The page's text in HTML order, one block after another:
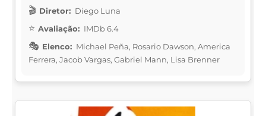
Diretor: Diego Luna
Avaliação: IMDb 6.4
Elenco: Michael Peña, Rosario Dawson, America
Ferrera, Jacob Vargas, Gabriel Mann, Lisa Brenner